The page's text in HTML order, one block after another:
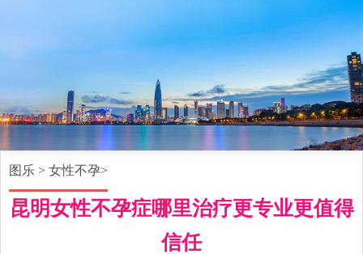
图乐 >女性不孕>
昆明女性不孕症哪里治疗更专业更值得
信任